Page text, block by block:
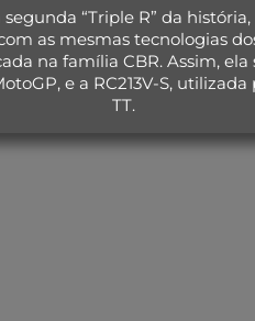
“Triple R” da
as mesmas tecnologias
na família CBR. Assim,
e a RC213V-S,
TT.